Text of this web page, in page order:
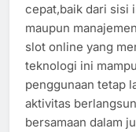
cepat,baik dari sisi
maupun
slot online yang
teknologi ini
penggunaan tetap
aktivitas
bersamaan dalam